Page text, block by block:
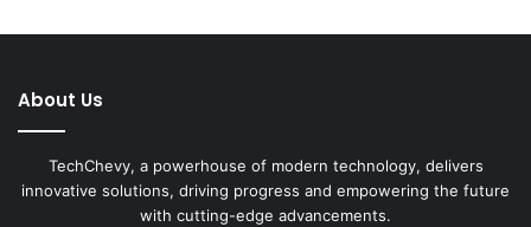
About Us
TechChevy, a powerhouse of modern technology, delivers
innovative solutions, driving progress and empowering the future
with cutting-edge advancements.